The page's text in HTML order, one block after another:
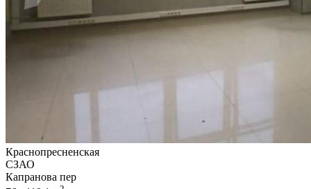
Краснопресненская
СЗАО
Капранова пер